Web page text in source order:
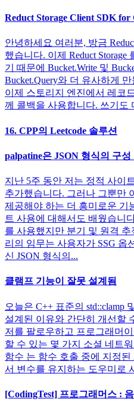
Reduct Storage Client SDK for
안녕하세요 여러분, 방금
했습니다. 이제 Reduct Storage
기 때문에 Bucket.Write 및
Bucket.Query와 더 유사하게
이제 스토리지 엔진에서 레코
께 콜백을 사용합니다. 쓰기도
16. CPP의 Leetcode 솔루션
palpatine은 JSON 형식의 구
지난 5주 동안 저는 정적 사이
추가했습니다. 그러나 그뿐만
제공해야 하는 더 흥미로운 기
트 사용에 대해서도 배웠습니
를 사용했지만 분기 및 원격
리의 임무는 사용자가 SSG 옵
신 JSON 형식의...
클램프 기능이 잘못 설계됨
오늘은 C++ 표준의 std::clamp
설계된 이유와 간단히 개선할
저를 팔로우하고 프로그래머
할 수 있는 몇 가지 소셜 네트
함수 는 함수 호출 중에 지정
서 변수를 유지하는 도우미로
[CodingTest] 프로그래머스 :